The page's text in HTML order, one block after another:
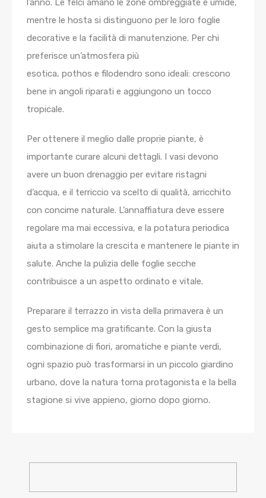
l’anno. Le felci amano le zone ombreggiate e umide,
mentre le hosta si distinguono per le loro foglie
decorative e la facilità di manutenzione. Per chi
preferisce un’atmosfera più
esotica, pothos e filodendro sono ideali: crescono
bene in angoli riparati e aggiungono un tocco
tropicale.
Per ottenere il meglio dalle proprie piante, è
importante curare alcuni dettagli. I vasi devono
avere un buon drenaggio per evitare ristagni
d’acqua, e il terriccio va scelto di qualità, arricchito
con concime naturale. L’annaffiatura deve essere
regolare ma mai eccessiva, e la potatura periodica
aiuta a stimolare la crescita e mantenere le piante in
salute. Anche la pulizia delle foglie secche
contribuisce a un aspetto ordinato e vitale.
Preparare il terrazzo in vista della primavera è un
gesto semplice ma gratificante. Con la giusta
combinazione di fiori, aromatiche e piante verdi,
ogni spazio può trasformarsi in un piccolo giardino
urbano, dove la natura torna protagonista e la bella
stagione si vive appieno, giorno dopo giorno.